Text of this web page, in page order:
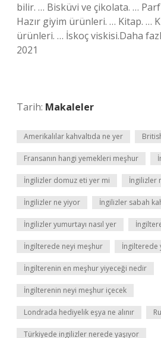
bilir. … Bisküvi ve çikolata. …
Hazır giyim ürünleri. … Kitap. …
ürünleri. … İskoç viskisi.Daha
2021
Tarih: Makaleler
Amerikalılar kahvaltıda ne yer
Fransanın hangi yemekleri meşhur
İngilizler domuz eti yer mi İngilizler
İngilizler ne yiyor İngilizler sabah
İngilizler yumurtayı nasıl yer
İngilterede neyi meşhur İngilterede
İngilterenin en meşhur yiyeceği nedir
İngilterenin neyi meşhur içecek
Londrada hediyelik eşya ne alınır
Türkiyede ingilizler nerede yaşıyor